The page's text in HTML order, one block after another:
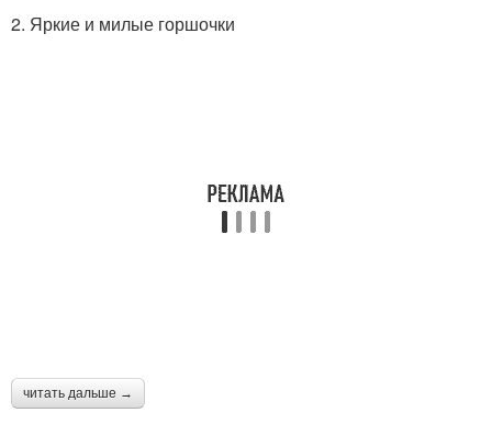
2. Яркие и милые горшочки
читать дальше →